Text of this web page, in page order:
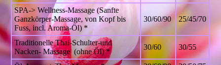
SPA-> Wellness-Massage (Sanfte
Ganzkörper-Massage, von Kopf bis
Fuss, incl. Aroma-Öl) *
30/60/90 25/45/70
Traditionelle Thai-Schulter-und
Nacken- Massage (ohne Öl) *
30/60 30/55